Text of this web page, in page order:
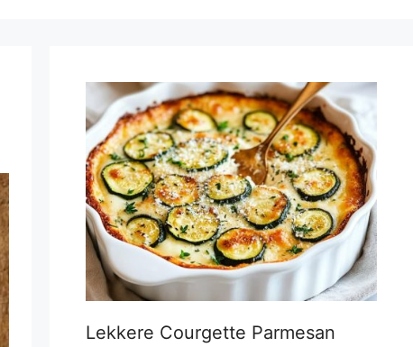
Lekkere Courgette Parmesan